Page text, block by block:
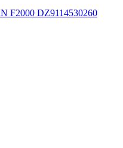
F2000 DZ9114530260